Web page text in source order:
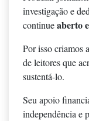
investigação e
continueaberto
Por isso criamos a
de leitores que
sustentá-lo.
Seu apoio
independência e